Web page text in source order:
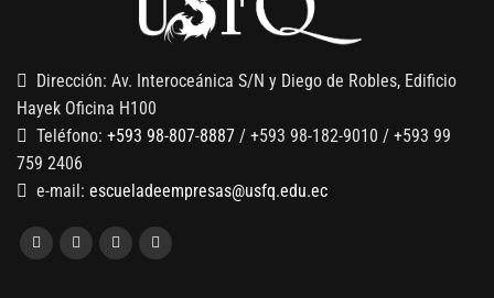
Finanzas para no financieros
Dirección: Av. Interoceánica S/N y Diego de Robles, Edificio
Hayek Oficina H100
Teléfono: +593 98-807-8887 / +593 98-182-9010 / +593 99
759 2406
e-mail: escueladeempresas@usfq.edu.ec